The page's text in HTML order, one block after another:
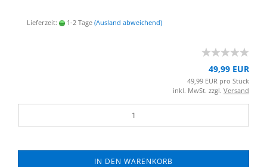
Lieferzeit: 1-2 Tage (Ausland abweichend)
49,99 EUR
49,99 EUR pro Stück
inkl. MwSt. zzgl. Versand
IN DEN WARENKORB